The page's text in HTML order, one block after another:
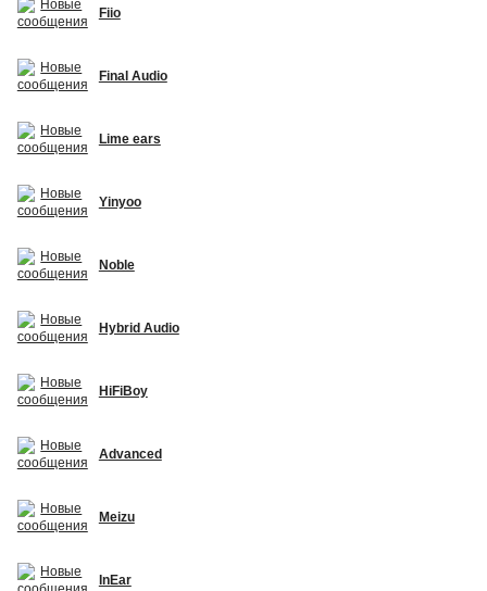
Fiio
Final Audio
Lime ears
Yinyoo
Noble
Hybrid Audio
HiFiBoy
Advanced
Meizu
InEar